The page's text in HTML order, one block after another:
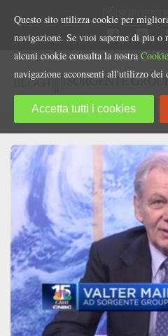
Questo sito utilizza cookie per
navigazione. Se vuoi saperne di piu o
alcuni cookie consulta la nostra
navigazione acconsenti all'utilizzo dei
Accetta tutti i cookies